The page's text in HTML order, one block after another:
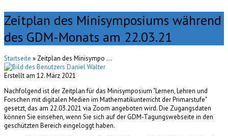
Zeitplan des Minisymposiums während
des GDM-Monats am 22.03.21
Startseite » Zeitplan des Minisympo ...
Erstellt am 12. März 2021
Nachfolgend ist der Zeitplan für das Minisymposium "Lernen, Lehren und
Forschen mit digitalen Medien im Mathematikunterricht der Primarstufe"
gesetzt, das am 22.03.2021 via Zoom angeboten wird. Die Zugangsdaten
können Sie einsehen, wenn Sie sich auf der GDM-Tagungswebseite in den
geschützten Bereich eingeloggt haben.